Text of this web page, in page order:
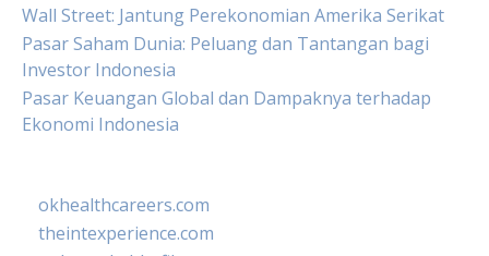
Wall Street: Jantung Perekonomian Amerika Serikat
Pasar Saham Dunia: Peluang dan Tantangan bagi
Investor Indonesia
Pasar Keuangan Global dan Dampaknya terhadap
Ekonomi Indonesia
okhealthcareers.com
theintexperience.com